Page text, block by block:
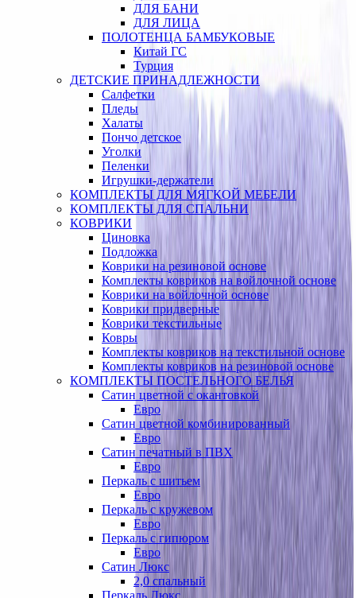
ДЛЯ БАНИ
ДЛЯ ЛИЦА
ПОЛОТЕНЦА БАМБУКОВЫЕ
Китай ГС
Турция
ДЕТСКИЕ ПРИНАДЛЕЖНОСТИ
Салфетки
Пледы
Халаты
Пончо детское
Уголки
Пеленки
Игрушки-держатели
КОМПЛЕКТЫ ДЛЯ МЯГКОЙ МЕБЕЛИ
КОМПЛЕКТЫ ДЛЯ СПАЛЬНИ
КОВРИКИ
Циновка
Подложка
Коврики на резиновой основе
Комплекты ковриков на войлочной основе
Коврики на войлочной основе
Коврики придверные
Коврики текстильные
Ковры
Комплекты ковриков на текстильной основе
Комплекты ковриков на резиновой основе
КОМПЛЕКТЫ ПОСТЕЛЬНОГО БЕЛЬЯ
Сатин цветной с окантовкой
Евро
Сатин цветной комбинированный
Евро
Сатин печатный в ПВХ
Евро
Перкаль с шитьем
Евро
Перкаль с кружевом
Евро
Перкаль с гипюром
Евро
Сатин Люкс
2,0 спальный